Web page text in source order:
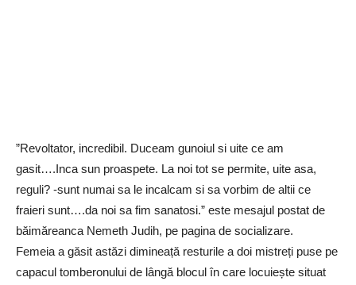
”Revoltator, incredibil. Duceam gunoiul si uite ce am
gasit….Inca sun proaspete. La noi tot se permite, uite asa,
reguli? -sunt numai sa le incalcam si sa vorbim de altii ce
fraieri sunt….da noi sa fim sanatosi.” este mesajul postat de
băimăreanca Nemeth Judih, pe pagina de socializare.
Femeia a găsit astăzi dimineață resturile a doi mistreți puse pe
capacul tomberonului de lângă blocul în care locuiește situat